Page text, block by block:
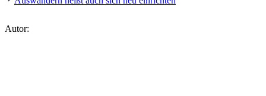
Autor: